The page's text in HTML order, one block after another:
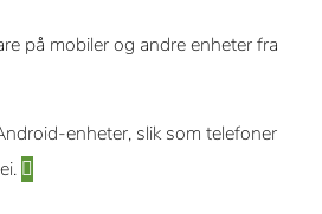
på mobiler og andre enheter fra
enheter, slik som telefoner